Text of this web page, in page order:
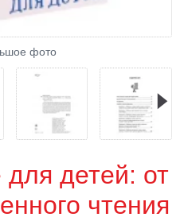
фото
детей: от
чтения